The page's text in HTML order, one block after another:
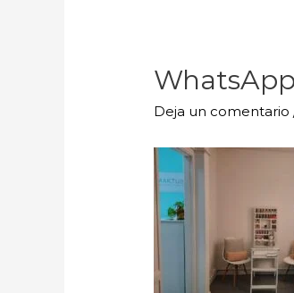
Deja un comentario